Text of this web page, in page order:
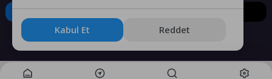
LinkedIn YouTube TikTok
Kabul Et Reddet